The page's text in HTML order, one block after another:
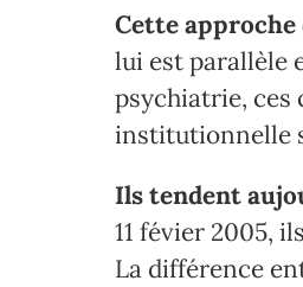
Cette approche
lui est parallèle
psychiatrie, ces
institutionnelle
Ils tendent
11 févier 2005,
La différence